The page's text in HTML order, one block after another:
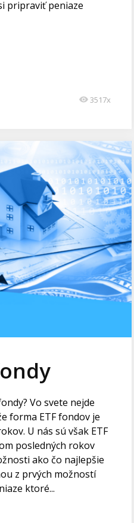
pripraviť peniaze
3517x
Vo svete nejde
forma ETF fondov je
U nás sú však ETF
posledných rokov
ako čo najlepšie
z prvých možností
ktoré...